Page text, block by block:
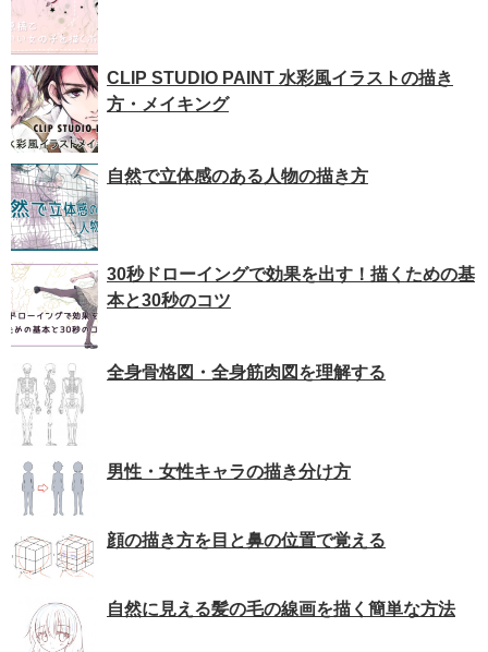
CLIP STUDIO PAINT 水彩風イラストの描き
方・メイキング
自然で立体感のある人物の描き方
30秒ドローイングで効果を出す！描くための基
本と30秒のコツ
全身骨格図・全身筋肉図を理解する
男性・女性キャラの描き分け方
顔の描き方を目と鼻の位置で覚える
自然に見える髪の毛の線画を描く簡単な方法